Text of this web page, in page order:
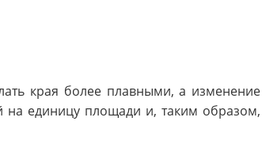
края более плавными, а изменение
на единицу площади и, таким образом,